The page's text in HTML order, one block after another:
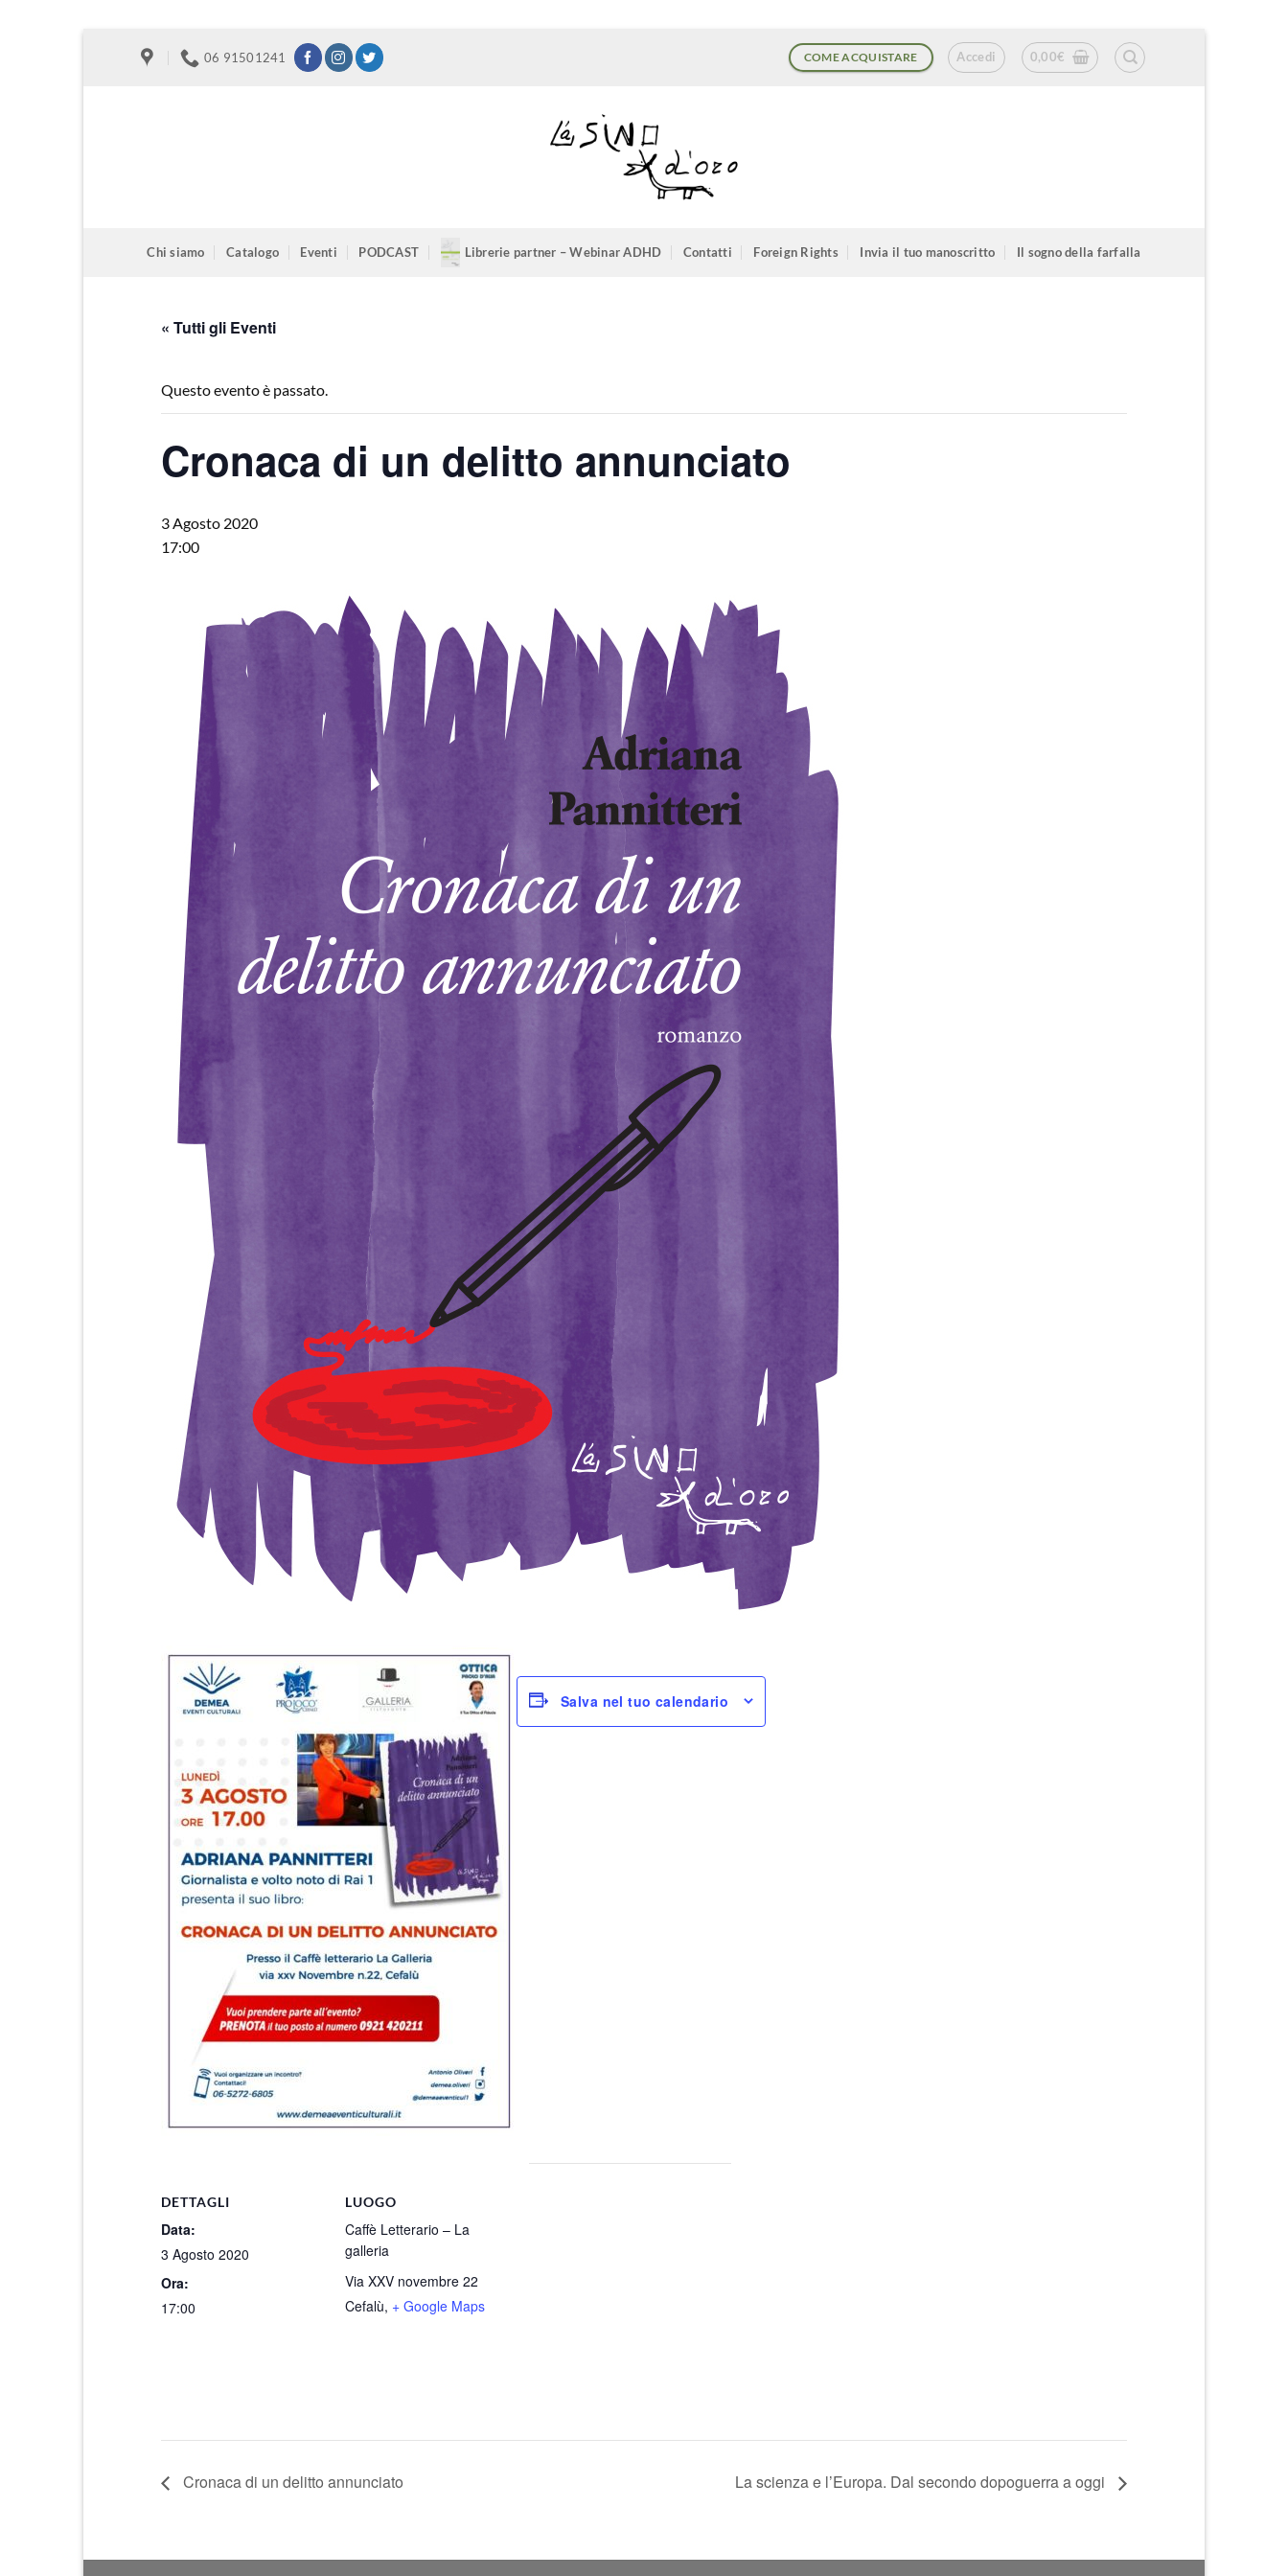
06 91501241 COME ACQUISTARE Accedi 0,00€
Chi siamo Catalogo Eventi PODCAST Librerie partner – Webinar ADHD Contatti Foreign Rights Invia il tuo manoscritto Il sogno della farfalla
« Tutti gli Eventi
Questo evento è passato.
Cronaca di un delitto annunciato
3 Agosto 2020
17:00
Salva nel tuo calendario
DETTAGLI
Data:
3 Agosto 2020
Ora:
17:00
LUOGO
Caffè Letterario – La
galleria
Via XXV novembre 22
Cefalù, + Google Maps
Cronaca di un delitto annunciato La scienza e l’Europa. Dal secondo dopoguerra a oggi